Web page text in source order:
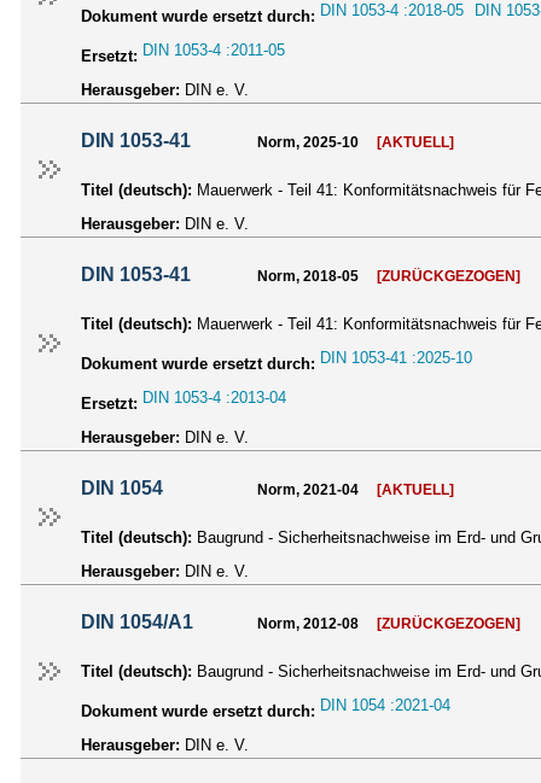
Dokument wurde ersetzt durch: DIN 1053-4 :2018-05 DIN
Ersetzt: DIN 1053-4 :2011-05
Herausgeber: DIN e. V.
DIN 1053-41 Norm, 2025-10 [AKTUELL]
Titel (deutsch): Mauerwerk - Teil 41: Konformitätsnachweis für
Herausgeber: DIN e. V.
DIN 1053-41 Norm, 2018-05 [ZURÜCKGEZOGEN]
Titel (deutsch): Mauerwerk - Teil 41: Konformitätsnachweis für
Dokument wurde ersetzt durch: DIN 1053-41 :2025-10
Ersetzt: DIN 1053-4 :2013-04
Herausgeber: DIN e. V.
DIN 1054 Norm, 2021-04 [AKTUELL]
Titel (deutsch): Baugrund - Sicherheitsnachweise im Erd- und
Herausgeber: DIN e. V.
DIN 1054/A1 Norm, 2012-08 [ZURÜCKGEZOGEN]
Titel (deutsch): Baugrund - Sicherheitsnachweise im Erd- und
Dokument wurde ersetzt durch: DIN 1054 :2021-04
Herausgeber: DIN e. V.